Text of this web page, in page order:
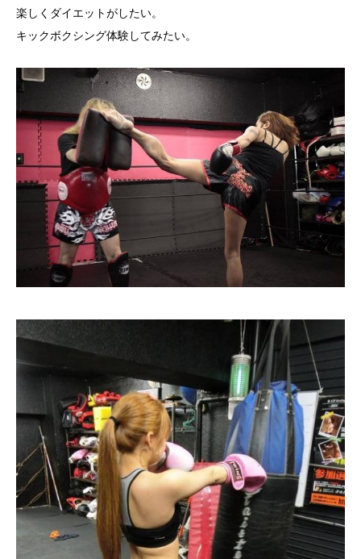
楽しくダイエットがしたい。
キックボクシング体験してみたい。